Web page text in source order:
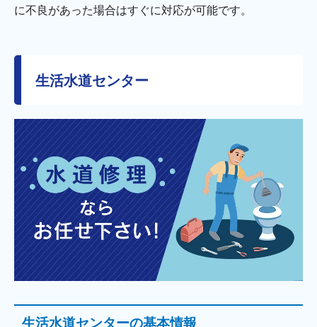
に不良があった場合はすぐに対応が可能です。
生活水道センター
生活水道センターの基本情報